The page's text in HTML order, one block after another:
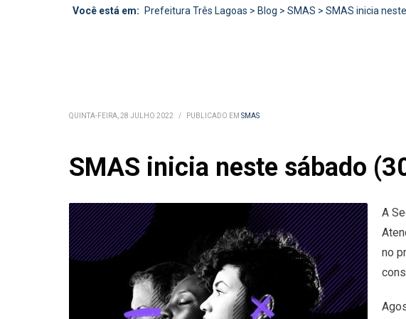
Você está em: Prefeitura Três Lagoas > Blog > SMAS > SMAS inicia
QUINTA-FEIRA, 28 JULHO 2022 / PUBLICADO EM SMAS
SMAS inicia neste sábado
A
no